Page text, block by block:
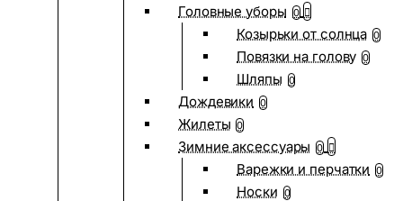
Головные уборы 0
Козырьки от солнца 0
Повязки на голову 0
Шляпы 0
Дождевики 0
Жилеты 0
Зимние аксессуары 0
Варежки и перчатки 0
Носки 0